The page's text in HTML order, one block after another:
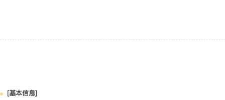
[基本信息]